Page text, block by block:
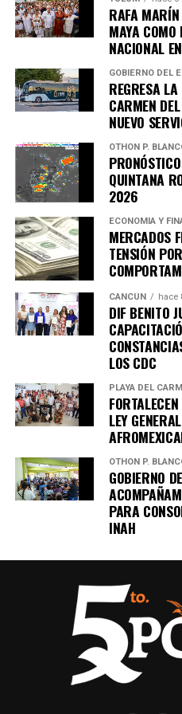
Únete al canal
Quinto Podery
importantes de
en tu teléfono.
Unirme al
RAFA
MAYA
NACIONAL
GOBIERNO DEL
REGRESA
CARMEN
NUEVO
OTHON P.
QUINTANA
2026
ECONOMÍA Y
MERCADOS
TENSIÓN
CANCÚN hace
DIF BENITO
LOS CDC
PLAYA DEL
LEY
OTHON P.
GOBIERNO
PARA
INAH